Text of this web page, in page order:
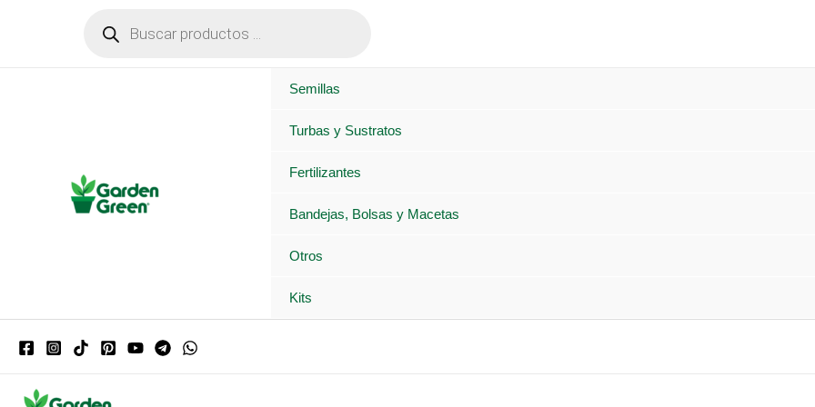
productos
Semillas
Turbas y Sustratos
Fertilizantes
Bandejas, Bolsas y Macetas
Otros
Kits